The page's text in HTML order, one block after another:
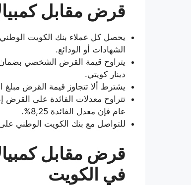
قرض مقابل
الشهادات أو الودائع.
يتراوح قيمة القرض الشخصي
دينار كويتي.
يشترط ألا تتجاوز قيمة القرض مبلغ
عام فإن معدل الفائدة 8,25%.
للتواصل مع بنك الكويت الوطني على الرقم
قرض مقابل
في الكويت